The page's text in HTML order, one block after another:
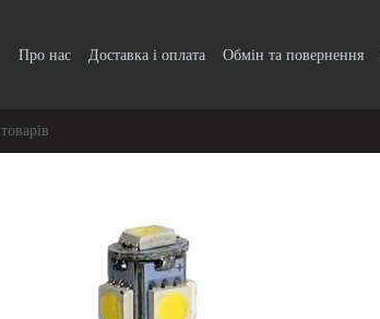
Про нас Доставка і оплата Обмін та повернення